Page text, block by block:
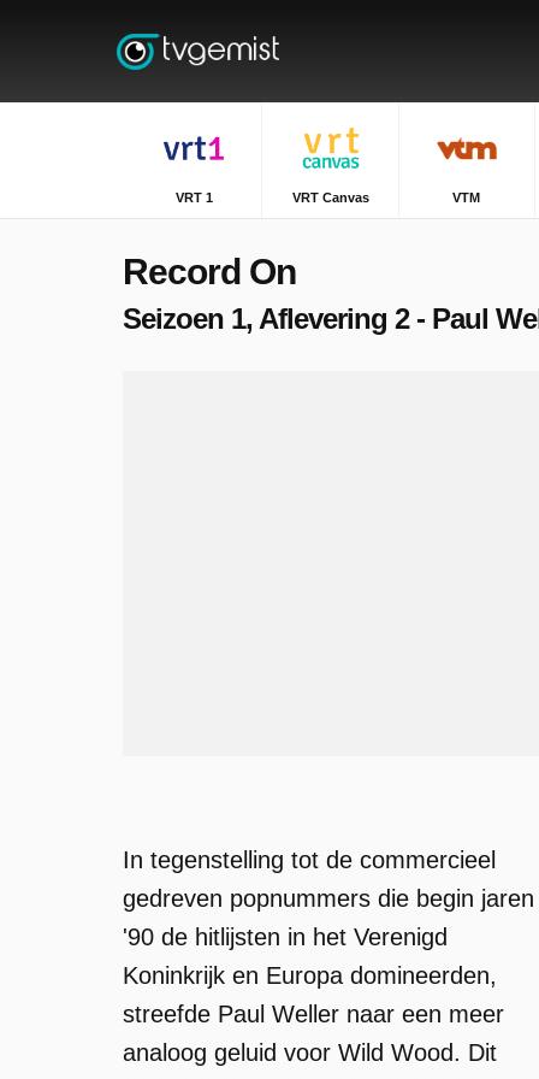
VRT 1 VRT Canvas VTM
Record On
Seizoen 1, Aflevering 2 - Paul
In tegenstelling tot de commercieel
gedreven popnummers die begin jaren
'90 de hitlijsten in het Verenigd
Koninkrijk en Europa domineerden,
streefde Paul Weller naar een meer
analoog geluid voor Wild Wood. Dit